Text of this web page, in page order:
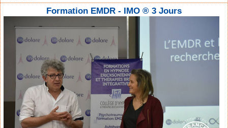
Formation EMDR - IMO ® 3 Jours